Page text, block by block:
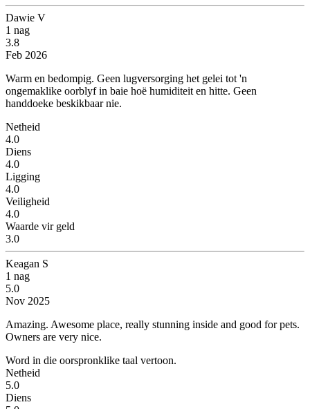
Dawie V
1 nag
3.8
Feb 2026
Warm en bedompig. Geen lugversorging het gelei tot 'n
ongemaklike oorblyf in baie hoë humiditeit en hitte. Geen
handdoeke beskikbaar nie.
Netheid
4.0
Diens
4.0
Ligging
4.0
Veiligheid
4.0
Waarde vir geld
3.0
Keagan S
1 nag
5.0
Nov 2025
Amazing. Awesome place, really stunning inside and good for pets.
Owners are very nice.
Word in die oorspronklike taal vertoon.
Netheid
5.0
Diens